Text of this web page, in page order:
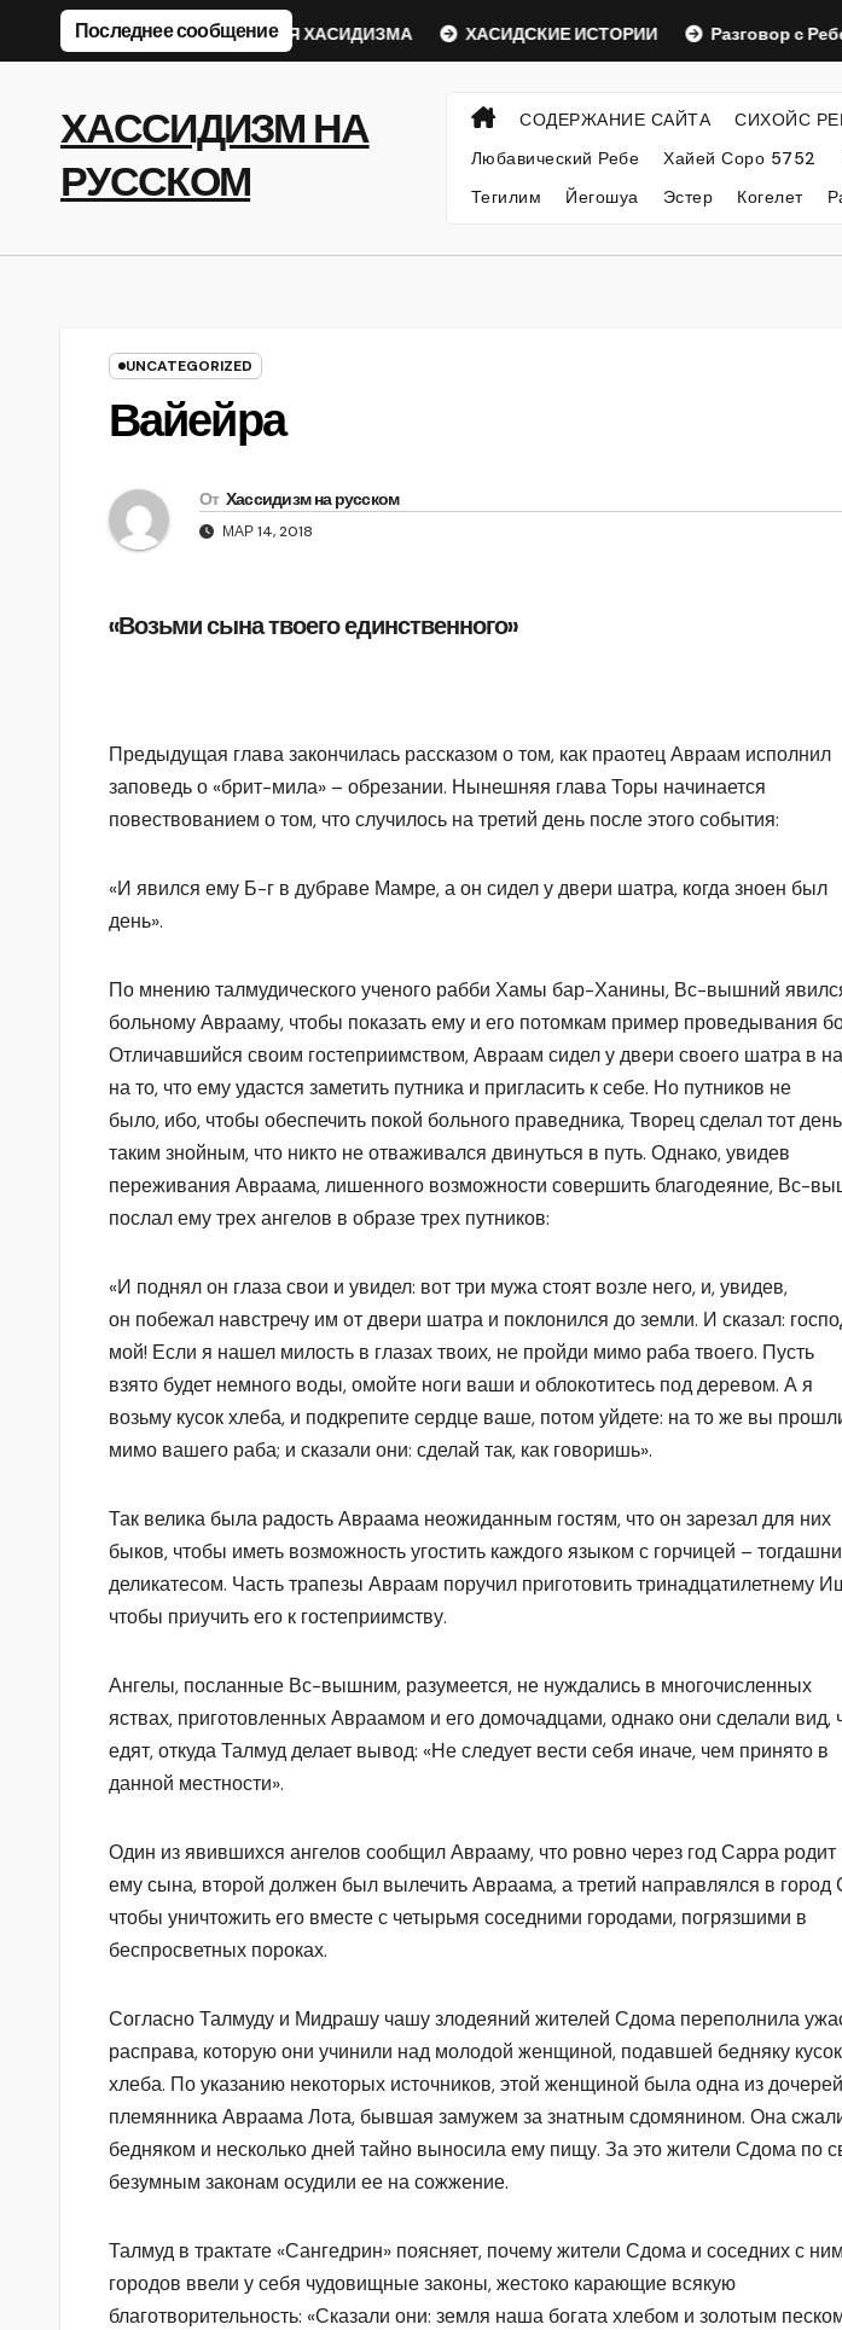
Перейти
Последнее сообщение
Ребе ФИЛОСОФИЯ ХАСИДИЗМА ХАСИДСКИЕ ИСТОРИИ Разговор с Ребе
ХАССИДИЗМ НА
РУССКОМ
СОДЕРЖАНИЕ САЙТА СИХОЙС
Любавический Ребе
Хайей Соро 5752
Тегилим
Йегошуа Эстер Когелет
UNCATEGORIZED
Вайейра
От Хассидизм на русском
МАР 14, 2018
«Возьми сына твоего единственного»
Предыдущая глава закончилась рассказом о том, как праотец Авраам исполнил
заповедь о «брит-мила» – обрезании. Нынешняя глава Торы начинается
повествованием о том, что случилось на третий день после этого события:
«И явился ему Б-г в дубраве Мамре, а он сидел у двери шатра, когда зноен был
день».
По мнению талмудического ученого рабби Хамы бар-Ханины, Вс-вышний
больному Аврааму, чтобы показать ему и его потомкам пример проведывания
Отличавшийся своим гостеприимством, Авраам сидел у двери своего шатра в
на то, что ему удастся заметить путника и пригласить к себе. Но путников не
было, ибо, чтобы обеспечить покой больного праведника, Творец сделал тот день
таким знойным, что никто не отваживался двинуться в путь. Однако, увидев
переживания Авраама, лишенного возможности совершить благодеяние, Вс-
послал ему трех ангелов в образе трех путников:
«И поднял он глаза свои и увидел: вот три мужа стоят возле него, и, увидев,
он побежал навстречу им от двери шатра и поклонился до земли. И сказал:
мой! Если я нашел милость в глазах твоих, не пройди мимо раба твоего. Пусть
взято будет немного воды, омойте ноги ваши и облокотитесь под деревом. А я
возьму кусок хлеба, и подкрепите сердце ваше, потом уйдете: на то же вы
мимо вашего раба; и сказали они: сделай так, как говоришь».
Так велика была радость Авраама неожиданным гостям, что он зарезал для них
быков, чтобы иметь возможность угостить каждого языком с горчицей –
деликатесом. Часть трапезы Авраам поручил приготовить тринадцатилетнему
чтобы приучить его к гостеприимству.
Ангелы, посланные Вс-вышним, разумеется, не нуждались в многочисленных
яствах, приготовленных Авраамом и его домочадцами, однако они сделали вид,
едят, откуда Талмуд делает вывод: «Не следует вести себя иначе, чем принято в
данной местности».
Один из явившихся ангелов сообщил Аврааму, что ровно через год Сарра родит
ему сына, второй должен был вылечить Авраама, а третий направлялся в город
чтобы уничтожить его вместе с четырьмя соседними городами, погрязшими в
беспросветных пороках.
Согласно Талмуду и Мидрашу чашу злодеяний жителей Сдома переполнила
расправа, которую они учинили над молодой женщиной, подавшей бедняку кусок
хлеба. По указанию некоторых источников, этой женщиной была одна из дочерей
племянника Авраама Лота, бывшая замужем за знатным сдомянином. Она
бедняком и несколько дней тайно выносила ему пищу. За это жители Сдома по
безумным законам осудили ее на сожжение.
Талмуд в трактате «Сангедрин» поясняет, почему жители Сдома и соседних с ним
городов ввели у себя чудовищные законы, жестоко карающие всякую
благотворительность: «Сказали они: земля наша богата хлебом и золотым